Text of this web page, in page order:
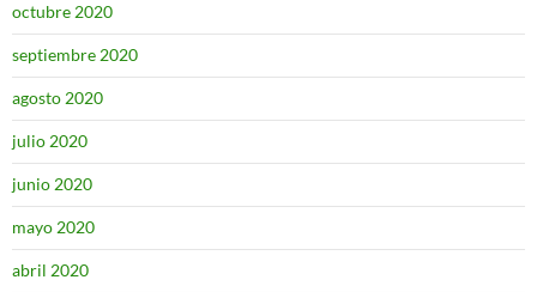
octubre 2020
septiembre 2020
agosto 2020
julio 2020
junio 2020
mayo 2020
abril 2020